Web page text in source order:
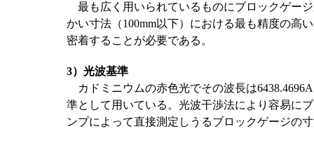
最も広く用いられているものにブロックゲー
かい寸法（100mm以下）における最も精度の高
密着することが必要である。
3）光波基準
カドミニウムの赤色光でその波長は
準として用いている。光波干渉法により容易に
ンプによって直接測定しうるブロックゲージの